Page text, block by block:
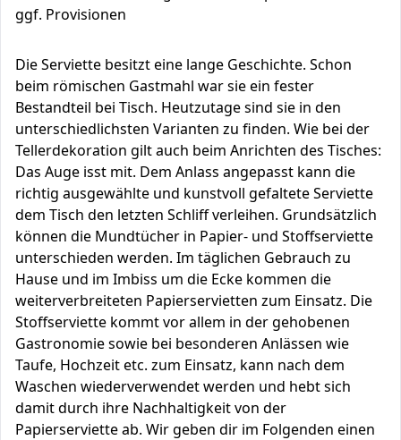
ggf. Provisionen
Die Serviette besitzt eine lange Geschichte. Schon
beim römischen Gastmahl war sie ein fester
Bestandteil bei Tisch. Heutzutage sind sie in den
unterschiedlichsten Varianten zu finden. Wie bei der
Tellerdekoration gilt auch beim Anrichten des Tisches:
Das Auge isst mit. Dem Anlass angepasst kann die
richtig ausgewählte und kunstvoll gefaltete Serviette
dem Tisch den letzten Schliff verleihen. Grundsätzlich
können die Mundtücher in Papier- und Stoffserviette
unterschieden werden. Im täglichen Gebrauch zu
Hause und im Imbiss um die Ecke kommen die
weiterverbreiteten Papierservietten zum Einsatz. Die
Stoffserviette kommt vor allem in der gehobenen
Gastronomie sowie bei besonderen Anlässen wie
Taufe, Hochzeit etc. zum Einsatz, kann nach dem
Waschen wiederverwendet werden und hebt sich
damit durch ihre Nachhaltigkeit von der
Papierserviette ab. Wir geben dir im Folgenden einen